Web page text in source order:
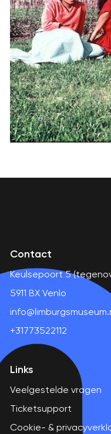
Contact
Keulsepoort 5
5911 BX Venlo
+31773522112
Links
Veelgestelde vragen
Ticketsupport
Cookie- &